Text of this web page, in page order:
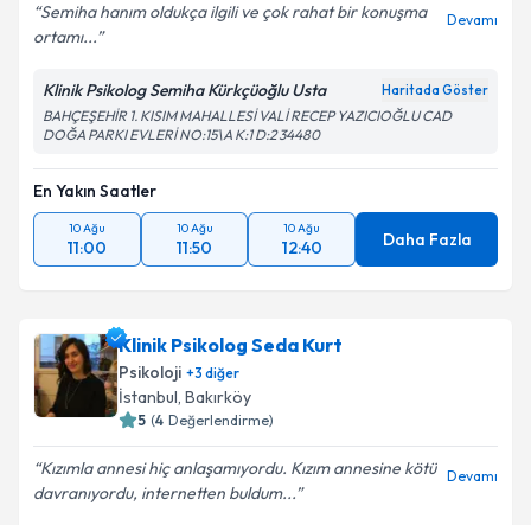
Semiha hanım oldukça ilgili ve çok rahat bir konuşma
ortamı...
Devamı
Klinik Psikolog Semiha Kürkçüoğlu Usta Haritada Göster
BAHÇEŞEHİR 1. KISIM MAHALLESİ VALİ RECEP YAZICIOĞLU CAD
DOĞA PARKI EVLERİ NO:15\A K:1 D:2 34480
En Yakın Saatler
10 Ağu
11:00
10 Ağu
11:50
10 Ağu
12:40 Daha Fazla
Klinik Psikolog Seda Kurt
Psikoloji +3 diğer
İstanbul, Bakırköy
5 (4 Değerlendirme)
Kızımla annesi hiç anlaşamıyordu. Kızım annesine kötü
davranıyordu, internetten buldum...
Devamı